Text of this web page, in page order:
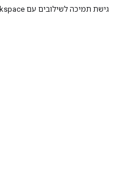
גישת תמיכה לשילובים עם Workspace